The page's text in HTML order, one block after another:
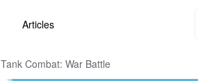
Articles
Tank Combat: War Battle